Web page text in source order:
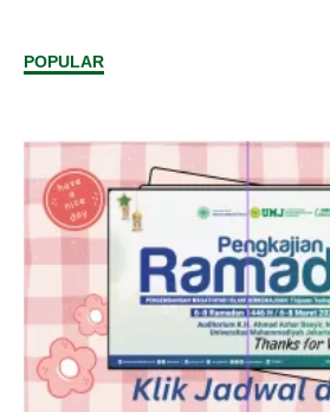
POPULAR